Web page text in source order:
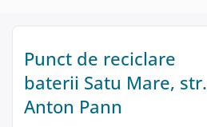
Punct de reciclare
baterii Satu Mare, str.
Anton Pann